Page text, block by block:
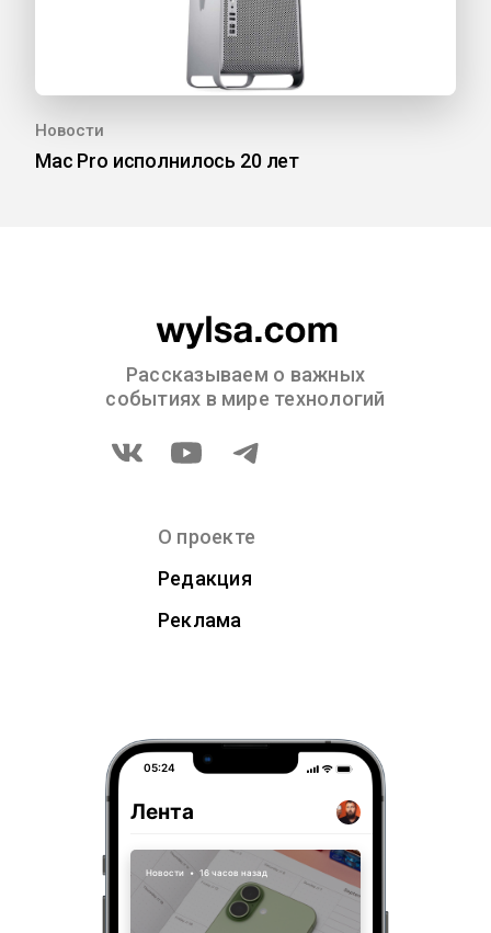
Новости
Mac Pro исполнилось 20 лет
Рассказываем о важных
событиях в мире технологий
О проекте
Редакция
Реклама
05:24
Лента
Новости • 16 часов назад